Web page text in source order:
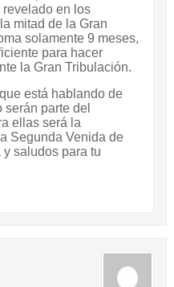
revelado en los
mitad de la Gran
solamente 9 meses,
para hacer
la Gran Tribulación.
está hablando de
serán parte del
ellas será la
Segunda Venida de
saludos para tu